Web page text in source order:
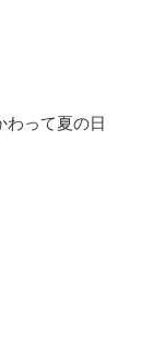
わって夏の日